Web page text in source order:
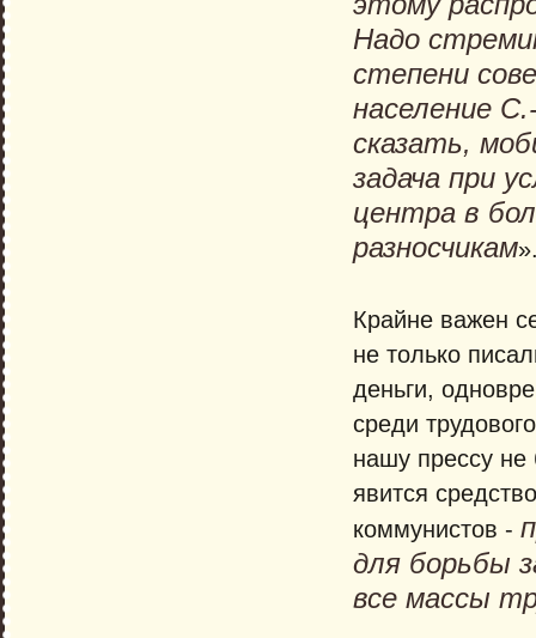
Надо
степени
население
сказать,
задача при
центра в
разносчикам
Крайне важен
не только
деньги,
среди
нашу прессу не
явится
коммунистов -
для борьбы
все массы